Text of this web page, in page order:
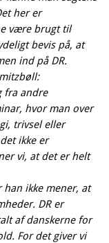
her er
være brugt til
bevis på, at
ind på DR.
fra andre
hvor man over
trivsel eller
ikke er
vi, at det er helt
han ikke mener, at
DR er
af danskerne for
For det giver vi